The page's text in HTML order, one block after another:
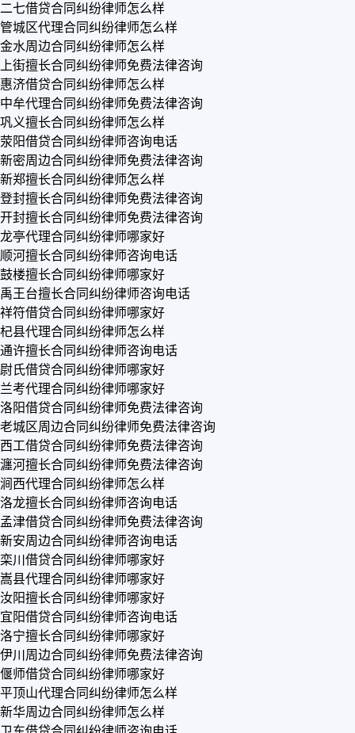
二七借贷合同纠纷律师怎么样
管城区代理合同纠纷律师怎么样
金水周边合同纠纷律师怎么样
上街擅长合同纠纷律师免费法律咨询
惠济借贷合同纠纷律师怎么样
中牟代理合同纠纷律师免费法律咨询
巩义擅长合同纠纷律师怎么样
荥阳借贷合同纠纷律师咨询电话
新密周边合同纠纷律师免费法律咨询
新郑擅长合同纠纷律师怎么样
登封擅长合同纠纷律师免费法律咨询
开封擅长合同纠纷律师免费法律咨询
龙亭代理合同纠纷律师哪家好
顺河擅长合同纠纷律师咨询电话
鼓楼擅长合同纠纷律师哪家好
禹王台擅长合同纠纷律师咨询电话
祥符借贷合同纠纷律师哪家好
杞县代理合同纠纷律师怎么样
通许擅长合同纠纷律师咨询电话
尉氏借贷合同纠纷律师哪家好
兰考代理合同纠纷律师哪家好
洛阳借贷合同纠纷律师免费法律咨询
老城区周边合同纠纷律师免费法律咨询
西工借贷合同纠纷律师免费法律咨询
瀍河擅长合同纠纷律师免费法律咨询
涧西代理合同纠纷律师怎么样
洛龙擅长合同纠纷律师咨询电话
孟津借贷合同纠纷律师免费法律咨询
新安周边合同纠纷律师咨询电话
栾川借贷合同纠纷律师哪家好
嵩县代理合同纠纷律师哪家好
汝阳擅长合同纠纷律师哪家好
宜阳借贷合同纠纷律师咨询电话
洛宁擅长合同纠纷律师哪家好
伊川周边合同纠纷律师免费法律咨询
偃师借贷合同纠纷律师哪家好
平顶山代理合同纠纷律师怎么样
新华周边合同纠纷律师怎么样